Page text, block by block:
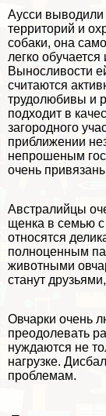
Аусси выводили
территорий и
собаки, она
легко
Выносливости
считаются
трудолюбивы и
подходит в
загородного
приближении
непрошеным
очень
Австралийцы
щенка в семью
относятся
полноценным
животными
станут
Овчарки очень
преодолевать
нуждаются не
нагрузке.
проблемам.